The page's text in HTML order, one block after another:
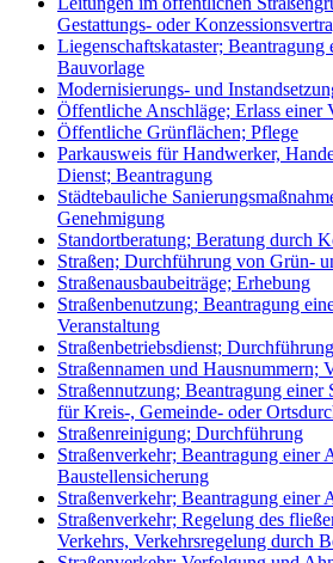
Gestattungs- oder
Liegenschaftskataster; Beantragung
Bauvorlage
Modernisierungs- und
Öffentliche Anschläge; Erlass einer
Öffentliche Grünflächen; Pflege
Parkausweis für Handwerker,
Dienst; Beantragung
Städtebauliche
Genehmigung
Standortberatung; Beratung durch
Straßen; Durchführung von Grün-
Straßenausbaubeiträge; Erhebung
Straßenbenutzung; Beantragung
Veranstaltung
Straßenbetriebsdienst; Durchführung
Straßennamen und Hausnummern;
Straßennutzung; Beantragung einer
für Kreis-, Gemeinde- oder
Straßenreinigung; Durchführung
Straßenverkehr; Beantragung einer
Baustellensicherung
Straßenverkehr; Beantragung einer
Straßenverkehr; Regelung des
Verkehrs, Verkehrsregelung durch